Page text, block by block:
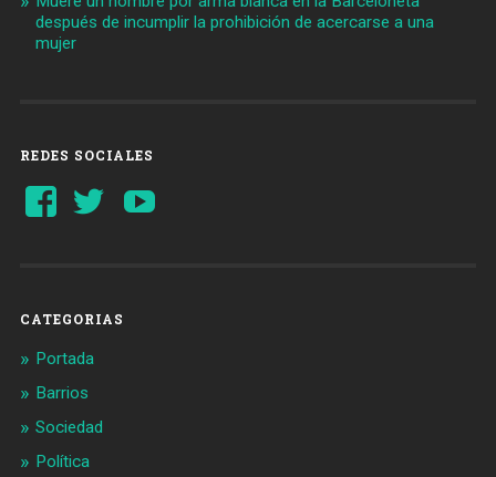
después de incumplir la prohibición de acercarse a una
mujer
REDES SOCIALES
Ver
perfil
Ver
perfil
CATEGORIAS
Portada
Barrios
Sociedad
Política